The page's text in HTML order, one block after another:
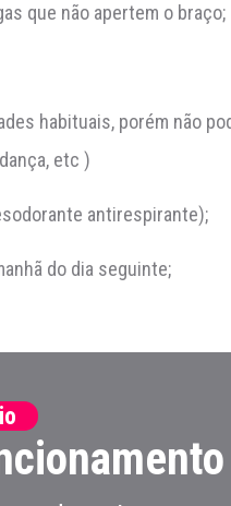
que não apertem o braço;
habituais, porém não
etc )
antirespirante);
do dia seguinte;